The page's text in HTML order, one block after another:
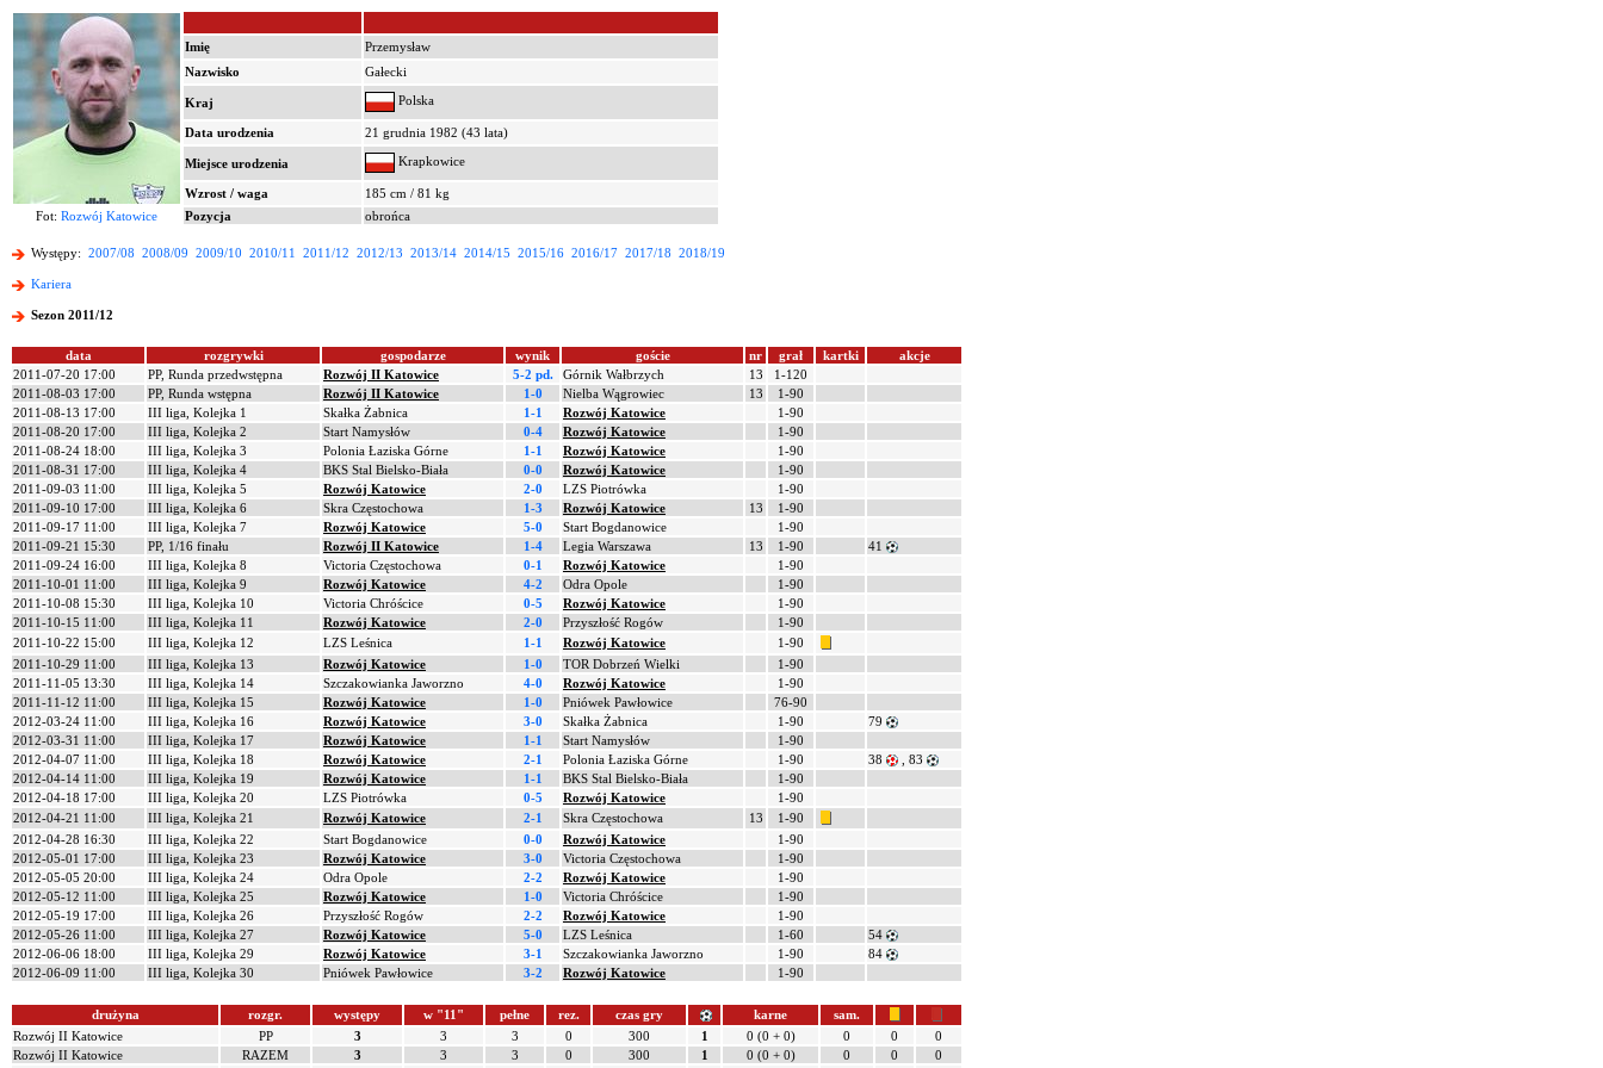
Imię
Przemysław
Nazwisko
Gałecki
Kraj Polska
Data urodzenia 21 grudnia 1982 (43 lata)
Miejsce urodzenia Krapkowice
Wzrost / waga
185 cm / 81 kg
Fot: Rozwój Katowice Pozycja obrońca
Występy: 2007/08 2008/09 2009/10 2010/11 2011/12 2012/13 2013/14 2014/15 2015/16 2016/17 2017/18 2018/19
Kariera
Sezon 2011/12
data rozgrywki gospodarze wynik goście nr grał kartki
akcje
2011-07-20 17:00
PP, Runda przedwstępna Rozwój II Katowice 5-2 pd. Górnik Wałbrzych 13
1-120
2011-08-03 17:00
PP, Runda wstępna Rozwój II Katowice 1-0 Nielba Wągrowiec 13
1-90
2011-08-13 17:00
III liga, Kolejka 1 Skałka Żabnica 1-1 Rozwój Katowice
1-90
2011-08-20 17:00
III liga, Kolejka 2 Start Namysłów 0-4 Rozwój Katowice
1-90
2011-08-24 18:00
III liga, Kolejka 3 Polonia Łaziska Górne 1-1 Rozwój Katowice
1-90
2011-08-31 17:00
III liga, Kolejka 4 BKS Stal Bielsko-Biała 0-0 Rozwój Katowice
1-90
2011-09-03 11:00
III liga, Kolejka 5 Rozwój Katowice 2-0 LZS Piotrówka
1-90
2011-09-10 17:00
III liga, Kolejka 6 Skra Częstochowa 1-3 Rozwój Katowice 13
1-90
2011-09-17 11:00
III liga, Kolejka 7 Rozwój Katowice 5-0 Start Bogdanowice
1-90
2011-09-21 15:30
PP, 1/16 finału Rozwój II Katowice 1-4 Legia Warszawa 13 1-90
41
2011-09-24 16:00
III liga, Kolejka 8 Victoria Częstochowa 0-1 Rozwój Katowice
1-90
2011-10-01 11:00
III liga, Kolejka 9 Rozwój Katowice 4-2 Odra Opole
1-90
2011-10-08 15:30
III liga, Kolejka 10 Victoria Chróścice 0-5 Rozwój Katowice
1-90
2011-10-15 11:00
III liga, Kolejka 11 Rozwój Katowice 2-0 Przyszłość Rogów
1-90
2011-10-22 15:00
III liga, Kolejka 12 LZS Leśnica 1-1 Rozwój Katowice
1-90
2011-10-29 11:00
III liga, Kolejka 13 Rozwój Katowice 1-0 TOR Dobrzeń Wielki
1-90
2011-11-05 13:30
III liga, Kolejka 14 Szczakowianka Jaworzno 4-0 Rozwój Katowice
1-90
2011-11-12 11:00
III liga, Kolejka 15 Rozwój Katowice 1-0 Pniówek Pawłowice
76-90
2012-03-24 11:00
III liga, Kolejka 16 Rozwój Katowice 3-0 Skałka Żabnica 1-90
79
2012-03-31 11:00
III liga, Kolejka 17 Rozwój Katowice 1-1 Start Namysłów
1-90
2012-04-07 11:00
III liga, Kolejka 18 Rozwój Katowice 2-1 Polonia Łaziska Górne 1-90 38
, 83
2012-04-14 11:00
III liga, Kolejka 19 Rozwój Katowice 1-1 BKS Stal Bielsko-Biała
1-90
2012-04-18 17:00
III liga, Kolejka 20 LZS Piotrówka 0-5 Rozwój Katowice
1-90
2012-04-21 11:00
III liga, Kolejka 21 Rozwój Katowice 2-1 Skra Częstochowa 13
1-90
2012-04-28 16:30
III liga, Kolejka 22 Start Bogdanowice 0-0 Rozwój Katowice
1-90
2012-05-01 17:00
III liga, Kolejka 23 Rozwój Katowice 3-0 Victoria Częstochowa
1-90
2012-05-05 20:00
III liga, Kolejka 24 Odra Opole 2-2 Rozwój Katowice
1-90
2012-05-12 11:00
III liga, Kolejka 25 Rozwój Katowice 1-0 Victoria Chróścice
1-90
2012-05-19 17:00
III liga, Kolejka 26 Przyszłość Rogów 2-2 Rozwój Katowice
1-90
2012-05-26 11:00
III liga, Kolejka 27 Rozwój Katowice 5-0 LZS Leśnica 1-60
54
2012-06-06 18:00
III liga, Kolejka 29 Rozwój Katowice 3-1 Szczakowianka Jaworzno 1-90
84
2012-06-09 11:00
III liga, Kolejka 30 Pniówek Pawłowice 3-2 Rozwój Katowice 1-90
drużyna rozgr. występy w "11" pełne rez. czas gry karne
sam.
Rozwój II Katowice
PP 3 3 3 0 300 1 0 (0 + 0) 0 0
0
Rozwój II Katowice
RAZEM 3 3 3 0 300 1 0 (0 + 0) 0 0
0